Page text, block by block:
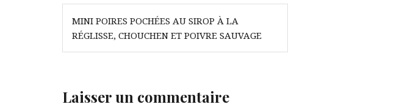
Navigation
de
l’article
MINI POIRES POCHÉES AU SIROP À LA
RÉGLISSE, CHOUCHEN ET POIVRE SAUVAGE
Laisser un commentaire